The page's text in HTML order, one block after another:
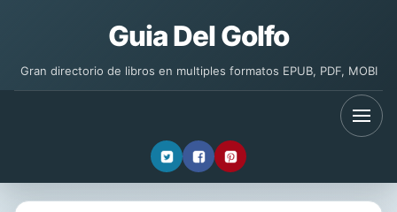
Guia Del Golfo
Gran directorio de libros en multiples formatos EPUB, PDF, MOBI